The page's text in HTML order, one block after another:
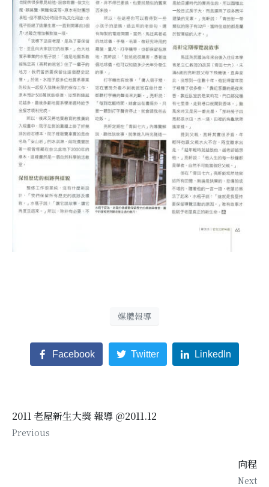
媒體報導
Facebook Twitter LinkedIn
2011 老屋新生大獎 報導 @2011.12
Previous
向程
Next